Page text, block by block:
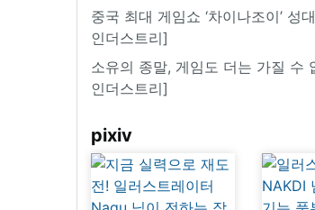
중국 최대 게임쇼 ‘차이나조이’ 성
인더스트리]
소유의 종말, 게임도 더는 가질 수
인더스트리]
pixiv